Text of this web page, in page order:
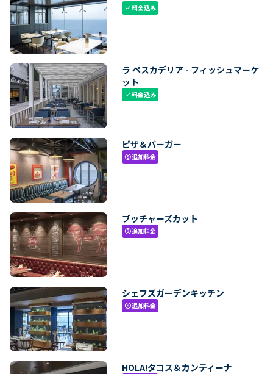
check料金込み
ラ ペスカデリア - フィッシュマーケ
ット
check料金込み
ピザ＆バーガー
paid追加料金
ブッチャーズカット
paid追加料金
シェフズガーデンキッチン
paid追加料金
HOLA!タコス＆カンティーナ